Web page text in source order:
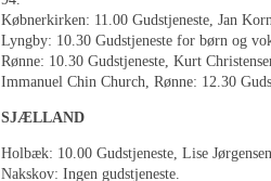
Købnerkirken: 11.00 Gudstjeneste, Jan
Lyngby: 10.30 Gudstjeneste for børn og
Rønne: 10.30 Gudstjeneste, Kurt
Immanuel Chin Church, Rønne: 12.30
SJÆLLAND
Holbæk: 10.00 Gudstjeneste, Lise
Nakskov: Ingen gudstjeneste.